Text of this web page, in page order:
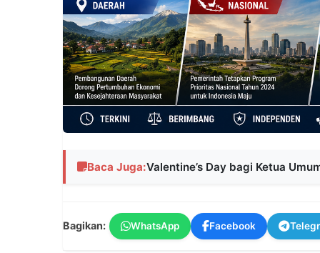
Baca Juga:Valentine’s Day bagi Ketua
Bagikan: WhatsApp Facebook